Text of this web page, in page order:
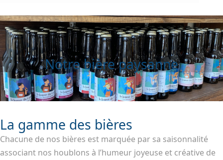
Notre bière paysanne
La gamme des bières
Chacune de nos bières est marquée par sa saisonnalité
associant nos houblons à l’humeur joyeuse et créative de